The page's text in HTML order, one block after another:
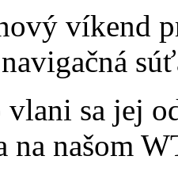
víkend
vlani sa jej
na našom